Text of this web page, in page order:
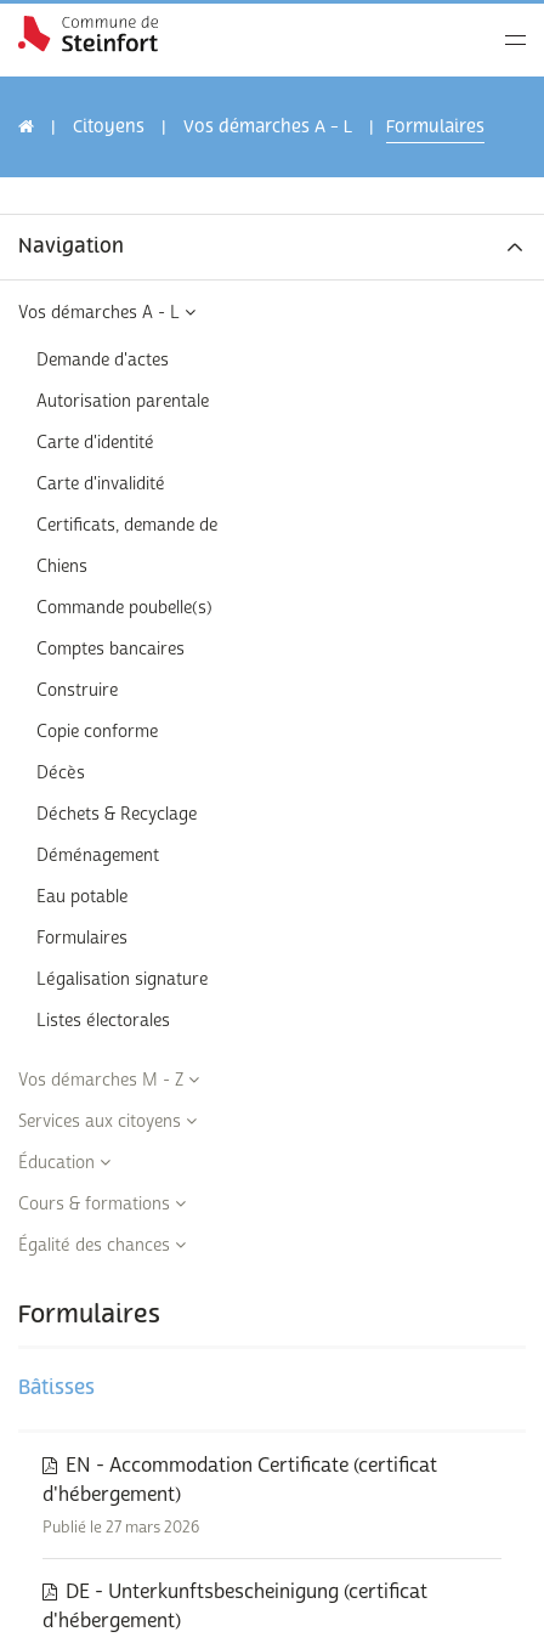
Citoyens Vos démarches A - L Formulaires
Navigation
Vos démarches A - L
Demande d'actes
Autorisation parentale
Carte d'identité
Carte d'invalidité
Certificats, demande de
Chiens
Commande poubelle(s)
Comptes bancaires
Construire
Copie conforme
Décès
Déchets & Recyclage
Déménagement
Eau potable
Formulaires
Légalisation signature
Listes électorales
Vos démarches M - Z
Services aux citoyens
Éducation
Cours & formations
Égalité des chances
Formulaires
Bâtisses
EN - Accommodation Certificate (certificat
d'hébergement)
Publié le 27 mars 2026
DE - Unterkunftsbescheinigung (certificat
d'hébergement)